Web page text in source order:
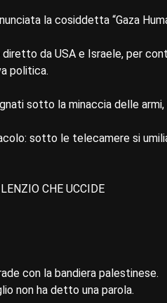
la cosiddetta “Gaza
da USA e Israele, per
politica.
sotto la minaccia delle
sotto le telecamere si
CHE UCCIDE
con la bandiera palestinese.
non ha detto una parola.